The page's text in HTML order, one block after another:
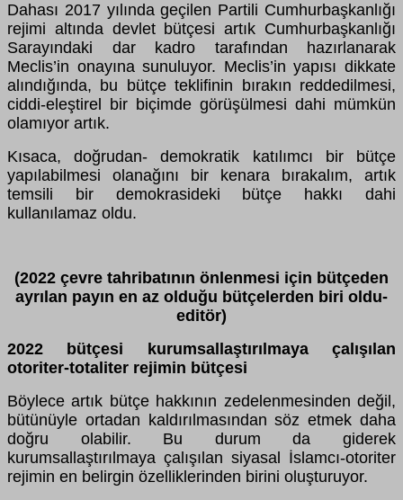
Dahası 2017 yılında geçilen Partili Cumhurbaşkanlığı
rejimi altında devlet bütçesi artık Cumhurbaşkanlığı
Sarayındaki dar kadro tarafından hazırlanarak
Meclis’in onayına sunuluyor. Meclis’in yapısı dikkate
alındığında, bu bütçe teklifinin bırakın reddedilmesi,
ciddi-eleştirel bir biçimde görüşülmesi dahi mümkün
olamıyor artık.
Kısaca, doğrudan- demokratik katılımcı bir bütçe
yapılabilmesi olanağını bir kenara bırakalım, artık
temsili bir demokrasideki bütçe hakkı dahi
kullanılamaz oldu.
(2022 çevre tahribatının önlenmesi için bütçeden
ayrılan payın en az olduğu bütçelerden biri oldu-
editör)
2022 bütçesi kurumsallaştırılmaya çalışılan
otoriter-totaliter rejimin bütçesi
Böylece artık bütçe hakkının zedelenmesinden değil,
bütünüyle ortadan kaldırılmasından söz etmek daha
doğru olabilir. Bu durum da giderek
kurumsallaştırılmaya çalışılan siyasal İslamcı-otoriter
rejimin en belirgin özelliklerinden birini oluşturuyor.